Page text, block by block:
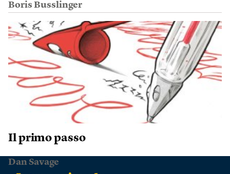
Boris Busslinger
Il primo passo
Dan Savage